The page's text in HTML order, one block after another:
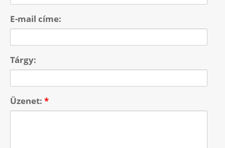
E-mail címe:
Tárgy:
Üzenet: *